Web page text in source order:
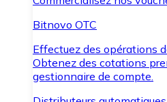
Bitnovo OTC
Effectuez des opérations
Obtenez des cotations
gestionnaire de compte.